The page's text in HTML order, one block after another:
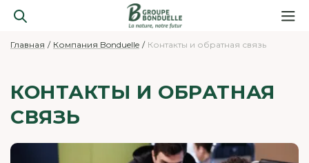
Главная Компания Bonduelle Контакты и обратная связь
КОНТАКТЫ И ОБРАТНАЯ
СВЯЗЬ